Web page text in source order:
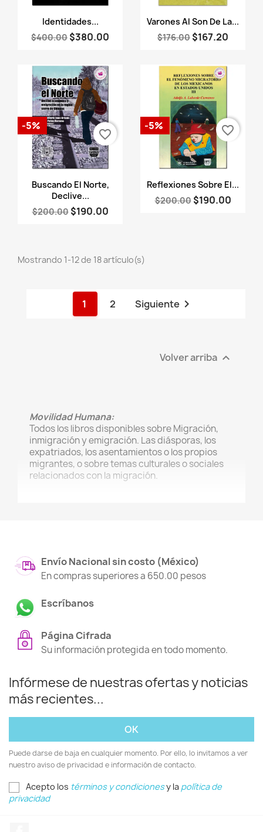
Vista rápida
Identidades...
$400.00 $380.00
Vista rápida
Varones Al Son De La...
$176.00 $167.20
Vista rápida
Buscando El Norte,
Declive...
$200.00 $190.00
-5%
favorite_border
Vista rápida
Reflexiones Sobre El...
$200.00 $190.00
-5% favorite_border
Mostrando 1-12 de 18 artículo(s)
1 2 Siguiente
Volver arriba 
Movilidad Humana:
Todos los libros disponibles sobre Migración,
inmigración y emigración. Las diásporas, los
expatriados, los asentamientos o los propios
migrantes, o sobre temas culturales o sociales
relacionados con la migración.
Envío Nacional sin costo (México)
En compras superiores a 650.00 pesos
Escríbanos
Página Cifrada
Su información protegida en todo momento.
Infórmese de nuestras ofertas y noticias
más recientes...
Puede darse de baja en cualquier momento. Por ello, lo invitamos a ver
nuestro aviso de privacidad e información de contacto.
Acepto los términos y condicionesy la política de
privacidad